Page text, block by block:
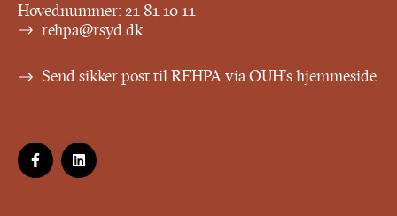
Hovednummer:21 81 10 11
rehpa@rsyd.dk
Send sikker post til REHPA via OUH’s hjemmeside